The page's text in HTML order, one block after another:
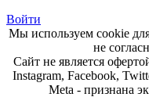
Войти
Мы используем cookie
не
Сайт не является
Instagram, Facebook,
Meta - признана